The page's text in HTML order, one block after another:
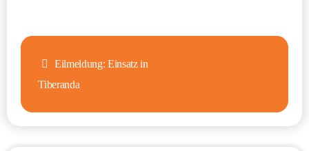
Beitragsnavigation
Eilmeldung: Einsatz in
Tiberanda